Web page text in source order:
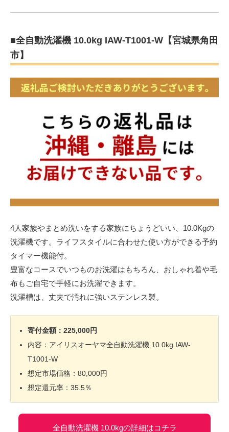
■全自動洗濯機 10.0kg IAW-T1001-W【宮城県角田
市】
4人家族やまとめ洗いをする家族にちょうどいい、10.0Kgの
洗濯機です。ライフスタイルに合わせた使い方ができる予約
タイマー機能付。
豊富なコースでいつものお洗濯はもちろん、おしゃれ着や毛
布もご自宅で手軽にお洗濯できます。
洗濯槽は、丈夫で汚れに強いステンレス製。
寄付金額：225,000円
内容：アイリスオーヤマ全自動洗濯機 10.0kg IAW-
T1001-W
想定市場価格：80,000円
想定還元率：35.5％
全自動洗濯機 10.0kgの詳細はコチラ